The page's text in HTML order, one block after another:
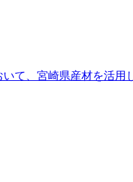
て、宮崎県産材を活用